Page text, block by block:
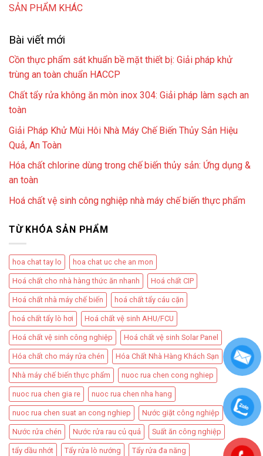
SẢN PHẨM KHÁC
Bài viết mới
Cồn thực phẩm sát khuẩn bề mặt thiết bị: Giải pháp khử
trùng an toàn chuẩn HACCP
Chất tẩy rửa không ăn mòn inox 304: Giải pháp làm sạch an
toàn
Giải Pháp Khử Mùi Hôi Nhà Máy Chế Biến Thủy Sản Hiệu
Quả, An Toàn
Hóa chất chlorine dùng trong chế biến thủy sản: Ứng dụng &
an toàn
Hoá chất vệ sinh công nghiệp nhà máy chế biến thực phẩm
TỪ KHÓA SẢN PHẨM
hoa chat tay lo hoa chat uc che an mon
Hoá chất cho nhà hàng thức ăn nhanh Hoá chất CIP
Hoá chất nhà máy chế biến hoá chất tẩy cáu cặn
hoá chất tẩy lò hơi Hoá chất vệ sinh AHU/FCU
Hoá chất vệ sinh công nghiệp Hoá chất vệ sinh Solar Panel
Hóa chất cho máy rửa chén Hóa Chất Nhà Hàng Khách Sạn
Nhà máy chế biến thực phẩm nuoc rua chen cong nghiep
nuoc rua chen gia re nuoc rua chen nha hang
nuoc rua chen suat an cong nghiep Nước giặt công nghiệp
Nước rửa chén Nước rửa rau củ quả Suất ăn công nghiệp
tẩy dầu nhớt Tẩy rửa lò nướng Tẩy rửa đa năng